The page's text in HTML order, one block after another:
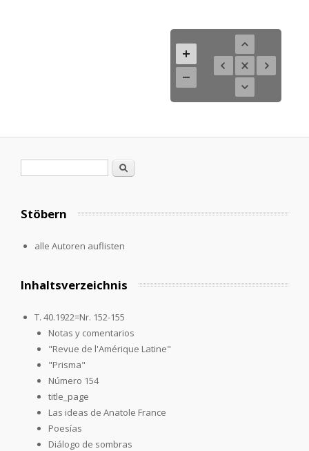
Search
Stöbern
alle Autoren auflisten
Inhaltsverzeichnis
T. 40.1922=Nr. 152-155
Notas y comentarios
"Revue de l'Amérique Latine"
"Prisma"
Número 154
title_page
Las ideas de Anatole France
Poesías
Diálogo de sombras